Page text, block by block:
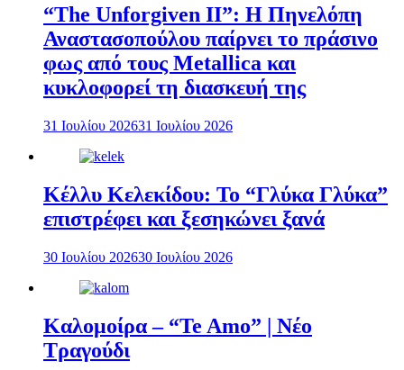
“The Unforgiven II”: Η Πηνελόπη
Αναστασοπούλου παίρνει το πράσινο
φως από τους Metallica και
κυκλοφορεί τη διασκευή της
31 Ιουλίου 202631 Ιουλίου 2026
Κέλλυ Κελεκίδου: Το “Γλύκα Γλύκα”
επιστρέφει και ξεσηκώνει ξανά
30 Ιουλίου 202630 Ιουλίου 2026
Καλομοίρα – “Te Amo” | Νέο
Τραγούδι